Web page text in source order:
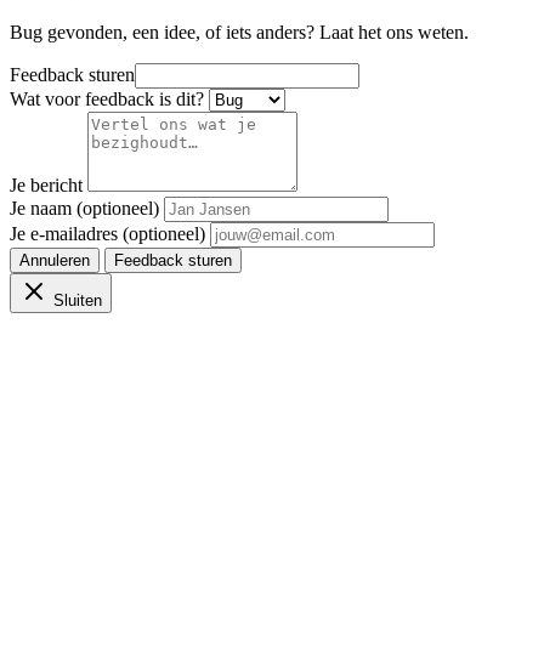
Bug gevonden, een idee, of iets anders? Laat het ons weten.
Feedback sturen
Wat voor feedback is dit?
Je bericht
Je naam (optioneel)
Je e-mailadres (optioneel)
Annuleren Feedback sturen
Sluiten